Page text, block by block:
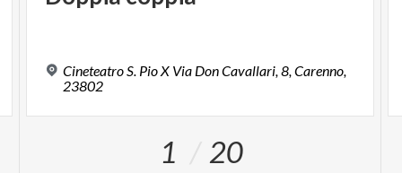
Cineteatro S. Pio X Via Don Cavallari, 8, Carenno,
23802
1 20